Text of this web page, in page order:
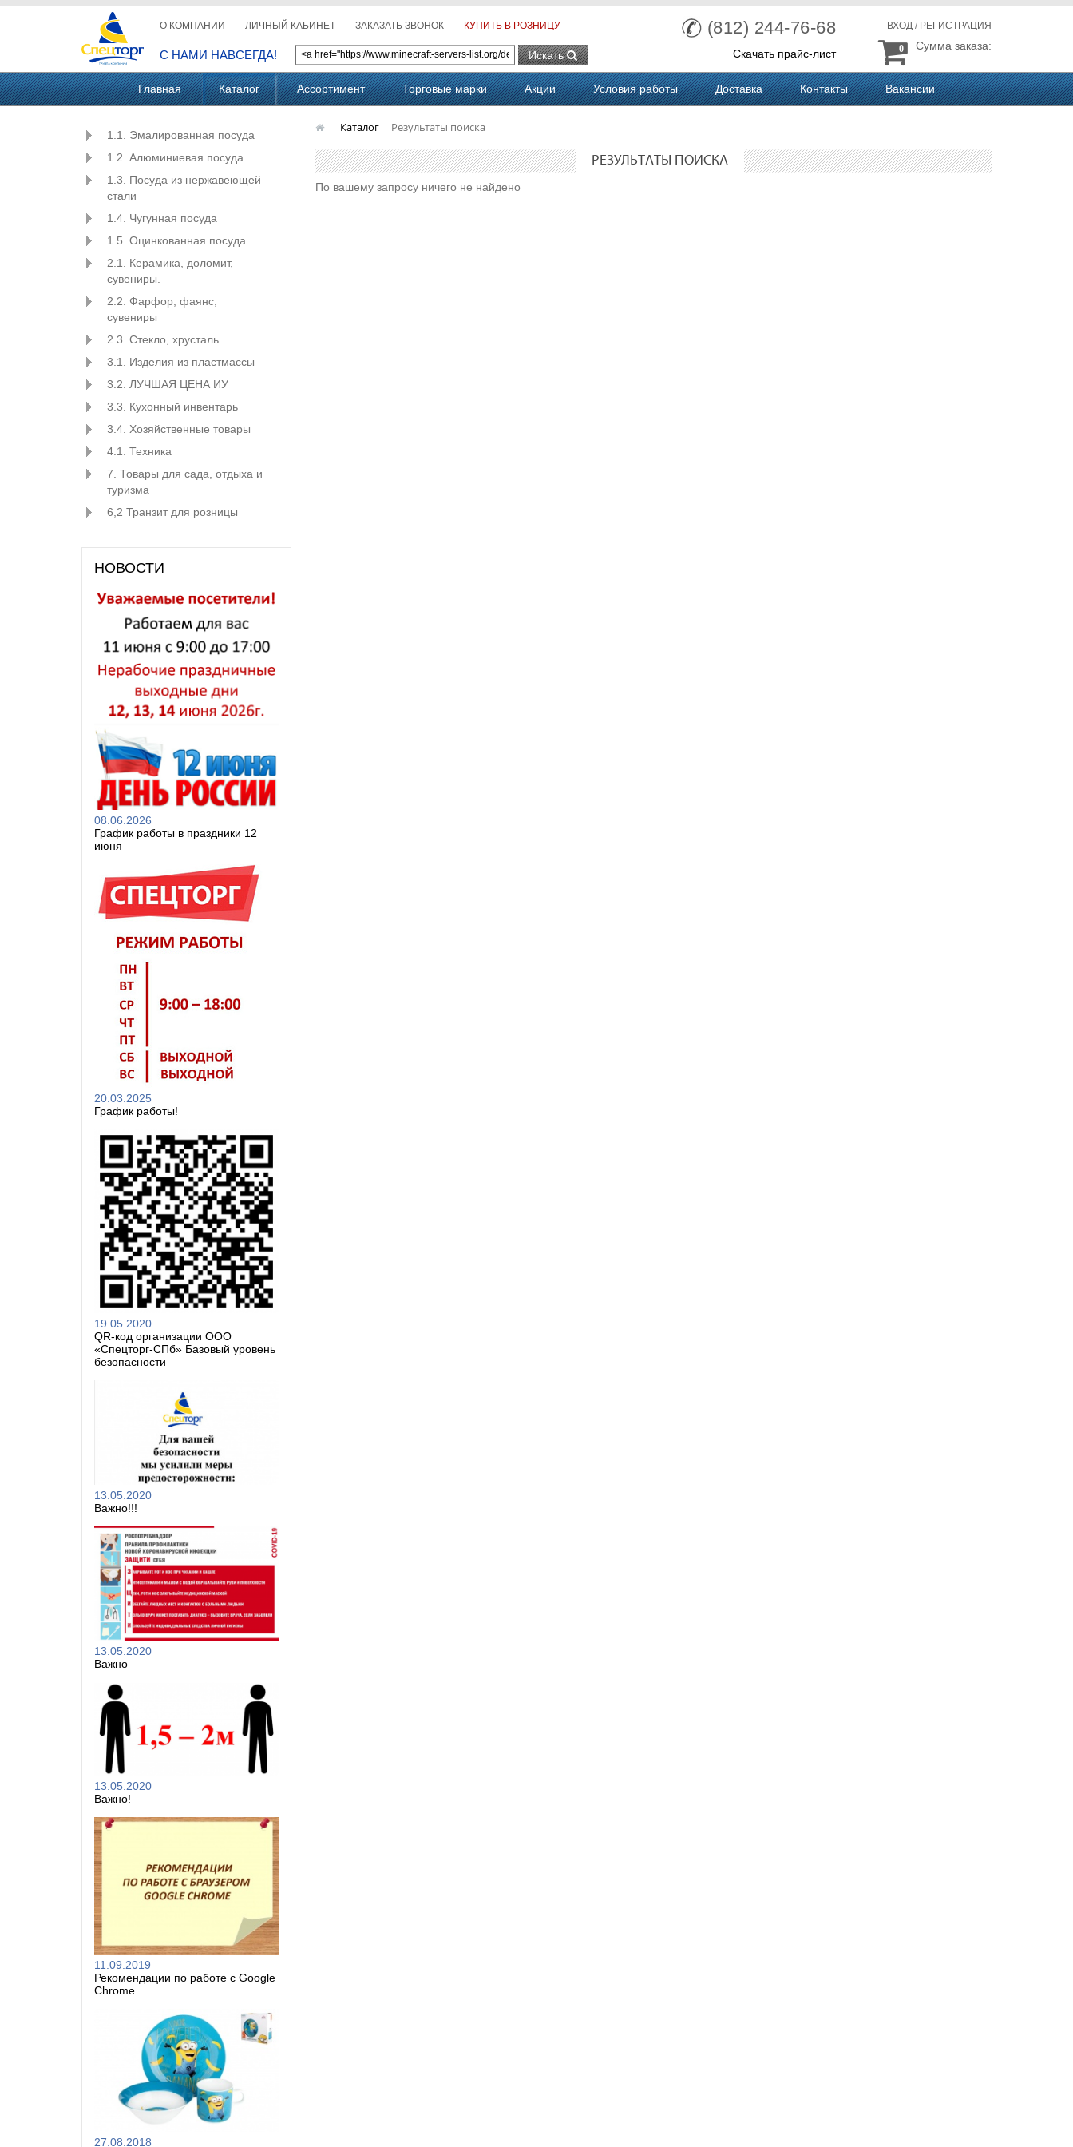
О КОМПАНИИ ЛИЧНЫЙ КАБИНЕТ ЗАКАЗАТЬ ЗВОНОК КУПИТЬ В РОЗНИЦУ
С НАМИ НАВСЕГДА! Искать
(812) 244-76-68
Скачать прайс-лист
ВХОД / РЕГИСТРАЦИЯ
Сумма заказа:
0
Главная Каталог Ассортимент Торговые марки Акции Условия работы Доставка Контакты Вакансии
1.1. Эмалированная посуда
1.2. Алюминиевая посуда
1.3. Посуда из нержавеющей
стали
1.4. Чугунная посуда
1.5. Оцинкованная посуда
2.1. Керамика, доломит,
сувениры.
2.2. Фарфор, фаянс,
сувениры
2.3. Стекло, хрусталь
3.1. Изделия из пластмассы
3.2. ЛУЧШАЯ ЦЕНА ИУ
3.3. Кухонный инвентарь
3.4. Хозяйственные товары
4.1. Техника
7. Товары для сада, отдыха и
туризма
6,2 Транзит для розницы
НОВОСТИ
08.06.2026
График работы в праздники 12
июня
20.03.2025
График работы!
19.05.2020
QR-код организации ООО
«Спецторг-СПб» Базовый уровень
безопасности
13.05.2020
Важно!!!
13.05.2020
Важно
13.05.2020
Важно!
11.09.2019
Рекомендации по работе с Google
Chrome
27.08.2018
Каталог Результаты поиска
РЕЗУЛЬТАТЫ ПОИСКА
По вашему запросу ничего не найдено